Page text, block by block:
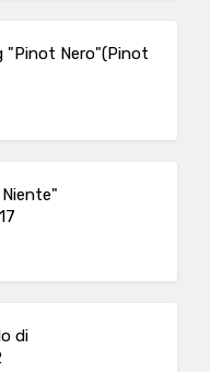
"Pinot Nero"(Pinot
Niente"
di